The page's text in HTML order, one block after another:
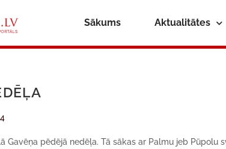
Sākums Aktualitātes
Gavēņa pēdējā nedēļa. Tā sākas ar Palmu jeb Pūpolu